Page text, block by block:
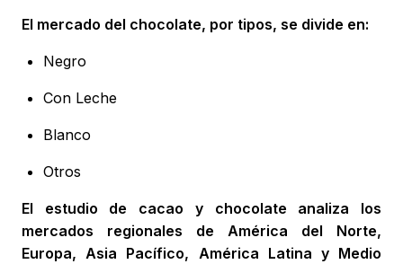
El mercado del chocolate, por tipos, se divide en:
Negro
Con Leche
Blanco
Otros
El estudio de cacao y chocolate analiza los
mercados regionales de América del Norte,
Europa, Asia Pacífico, América Latina y Medio